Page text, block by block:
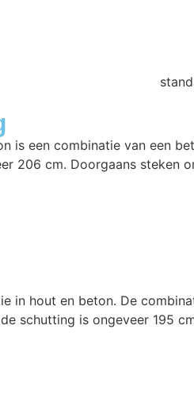
is een combinatie van een
206 cm. Doorgaans
in hout en beton. De
schutting is ongeveer 195